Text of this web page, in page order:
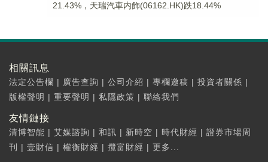
21.43%，天瑞汽車内飾(06162.HK)跌18.44%
相關訊息
法定公告欄 | 廣告查詢 | 公司介紹 | 專欄邀稿 | 投資者關係 |
版權聲明 | 重要聲明 | 私隱政策 | 聯絡我們
友情鏈接
清博智能 | 艾媒諮詢 | 和訊 | 新時空 | 時代財經 | 證券市場周
刊
| 壹財信 | 權衡財經 | 攬富財經 | 更多...